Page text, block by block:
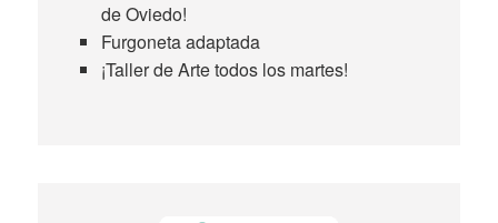
de Oviedo!
Furgoneta adaptada
¡Taller de Arte todos los martes!